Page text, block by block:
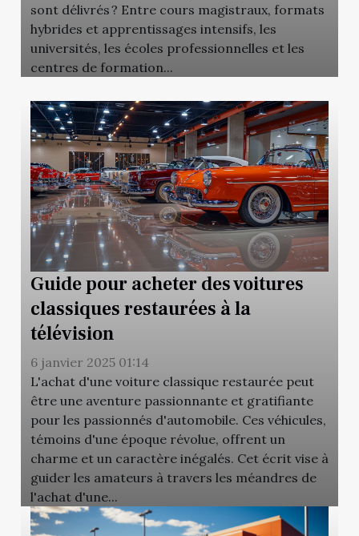
sont délivrés ? Entre cours magistraux, formats
hybrides et apprentissages intensifs, les
universités, les écoles professionnelles et les
centres de formation...
Guide pour acheter des voitures
classiques restaurées à la
télévision
6 janvier 2025 01:14
L'achat d'une voiture classique restaurée peut
être une aventure passionnante et gratifiante
pour les passionnés d'automobile. Ces véhicules,
témoins d'une époque révolue, offrent un
charme et un caractère inégalés. Cet écrit vise à
guider les amateurs à travers les méandres de
l'achat d'une...